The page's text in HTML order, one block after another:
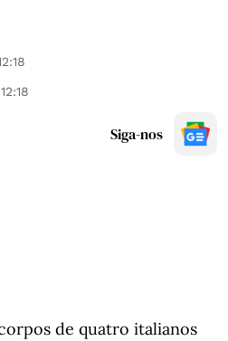
Siga-nos
de quatro italianos